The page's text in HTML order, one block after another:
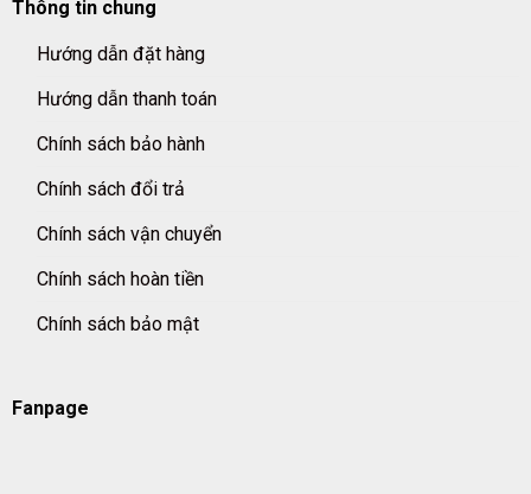
Thông tin chung
Hướng dẫn đặt hàng
Hướng dẫn thanh toán
Chính sách bảo hành
Chính sách đổi trả
Chính sách vận chuyển
Chính sách hoàn tiền
Chính sách bảo mật
Fanpage